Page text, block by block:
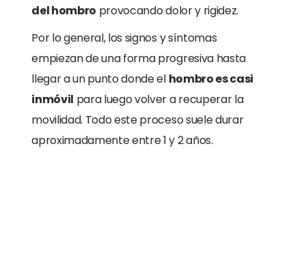
del hombro provocando dolor y rigidez.
Por lo general, los signos y síntomas
empiezan de una forma progresiva hasta
llegar a un punto donde el hombro es casi
inmóvil para luego volver a recuperar la
movilidad. Todo este proceso suele durar
aproximadamente entre 1 y 2 años.